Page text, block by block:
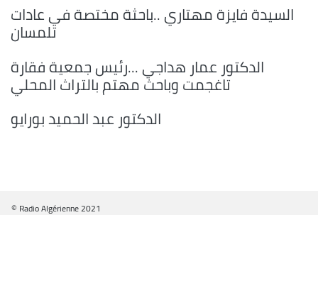
السيدة فايزة مهتاري ..باحثة مختصة في عادات
تلمسان
الدكتور عمار هداجي ...رئيس جمعية فقارة
تاغجمت وباحث مهتم بالتراث المحلي
الدكتور عبد الحميد بورايو
© Radio Algérienne 2021